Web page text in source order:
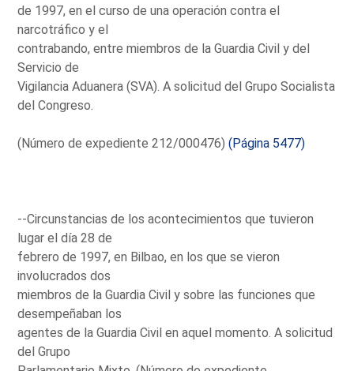
de 1997, en el curso de una operación contra el
narcotráfico y el
contrabando, entre miembros de la Guardia Civil y del
Servicio de
Vigilancia Aduanera (SVA). A solicitud del Grupo Socialista
del Congreso.
(Número de expediente 212/000476)(Página 5477)
--Circunstancias de los acontecimientos que tuvieron
lugar el día 28 de
febrero de 1997, en Bilbao, en los que se vieron
involucrados dos
miembros de la Guardia Civil y sobre las funciones que
desempeñaban los
agentes de la Guardia Civil en aquel momento. A solicitud
del Grupo